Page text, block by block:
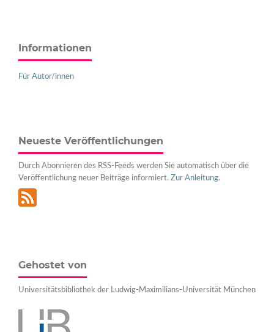
Informationen
Für Autor/innen
Neueste Veröffentlichungen
Durch Abonnieren des RSS-Feeds werden Sie automatisch über die
Veröffentlichung neuer Beiträge informiert. Zur Anleitung.
Gehostet von
Universitätsbibliothek der Ludwig-Maximilians-Universität München